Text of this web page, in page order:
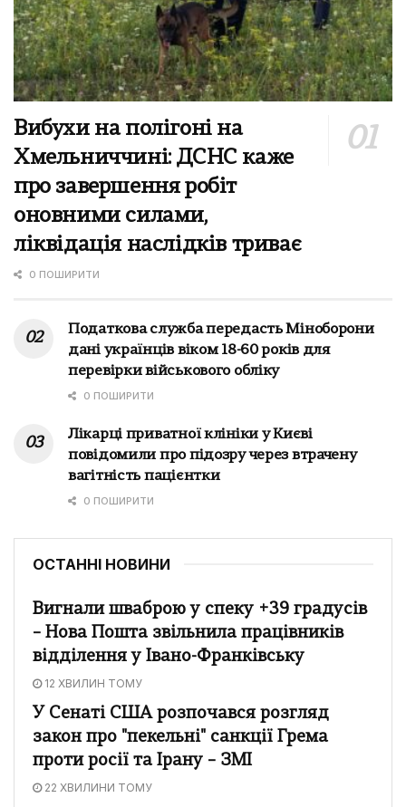
Вибухи на полігоні на
Хмельниччині: ДСНС каже
про завершення робіт
оновними силами,
ліквідація наслідків триває
0 ПОШИРИТИ
Податкова служба передасть Міноборони
дані українців віком 18-60 років для
перевірки військового обліку
0 ПОШИРИТИ
Лікарці приватної клініки у Києві
повідомили про підозру через втрачену
вагітність пацієнтки
0 ПОШИРИТИ
ОСТАННІ НОВИНИ
Вигнали шваброю у спеку +39 градусів
– Нова Пошта звільнила працівників
відділення у Івано-Франківську
12 ХВИЛИН ТОМУ
У Сенаті США розпочався розгляд
закон про "пекельні" санкції Грема
проти росії та Ірану – ЗМІ
22 ХВИЛИНИ ТОМУ